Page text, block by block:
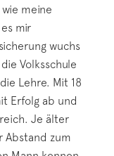
meine
mir
wuchs
Volksschule
Lehre. Mit 18
Erfolg ab und
Je älter
Abstand zum